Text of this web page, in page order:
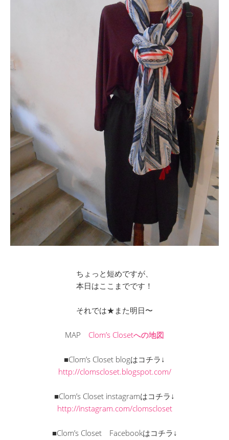
ちょっと短めですが、
本日はここまでです！
それでは★また明日〜
MAP Clom’s Closetへの地図
■Clom’s Closet blogはコチラ↓
http://clomscloset.blogspot.com/
■Clom’s Closet instagramはコチラ↓
http://instagram.com/clomscloset
■Clom’s Closet Facebookはコチラ↓